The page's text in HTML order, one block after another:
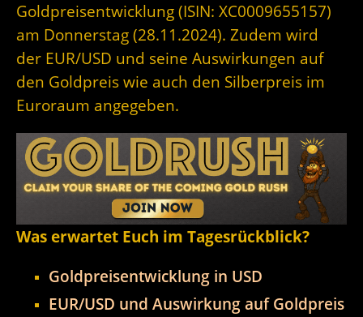
Goldpreisentwicklung (ISIN: XC0009655157)
am Donnerstag (28.11.2024). Zudem wird
der EUR/USD und seine Auswirkungen auf
den Goldpreis wie auch den Silberpreis im
Euroraum angegeben.
Was erwartet Euch im Tagesrückblick?
Goldpreisentwicklung in USD
EUR/USD und Auswirkung auf Goldpreis